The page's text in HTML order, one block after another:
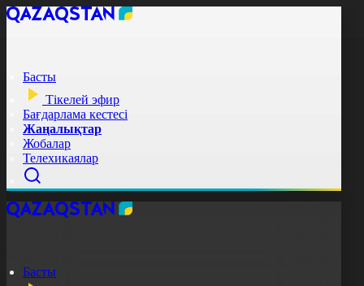
Басты
Тікелей эфир
Бағдарлама кестесі
Жаңалықтар
Жобалар
Телехикаялар
Басты